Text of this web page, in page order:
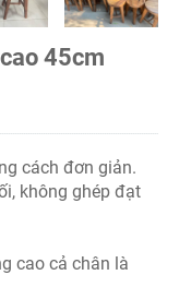
45cm
cách đơn giản.
không ghép đạt
cao cả chân là